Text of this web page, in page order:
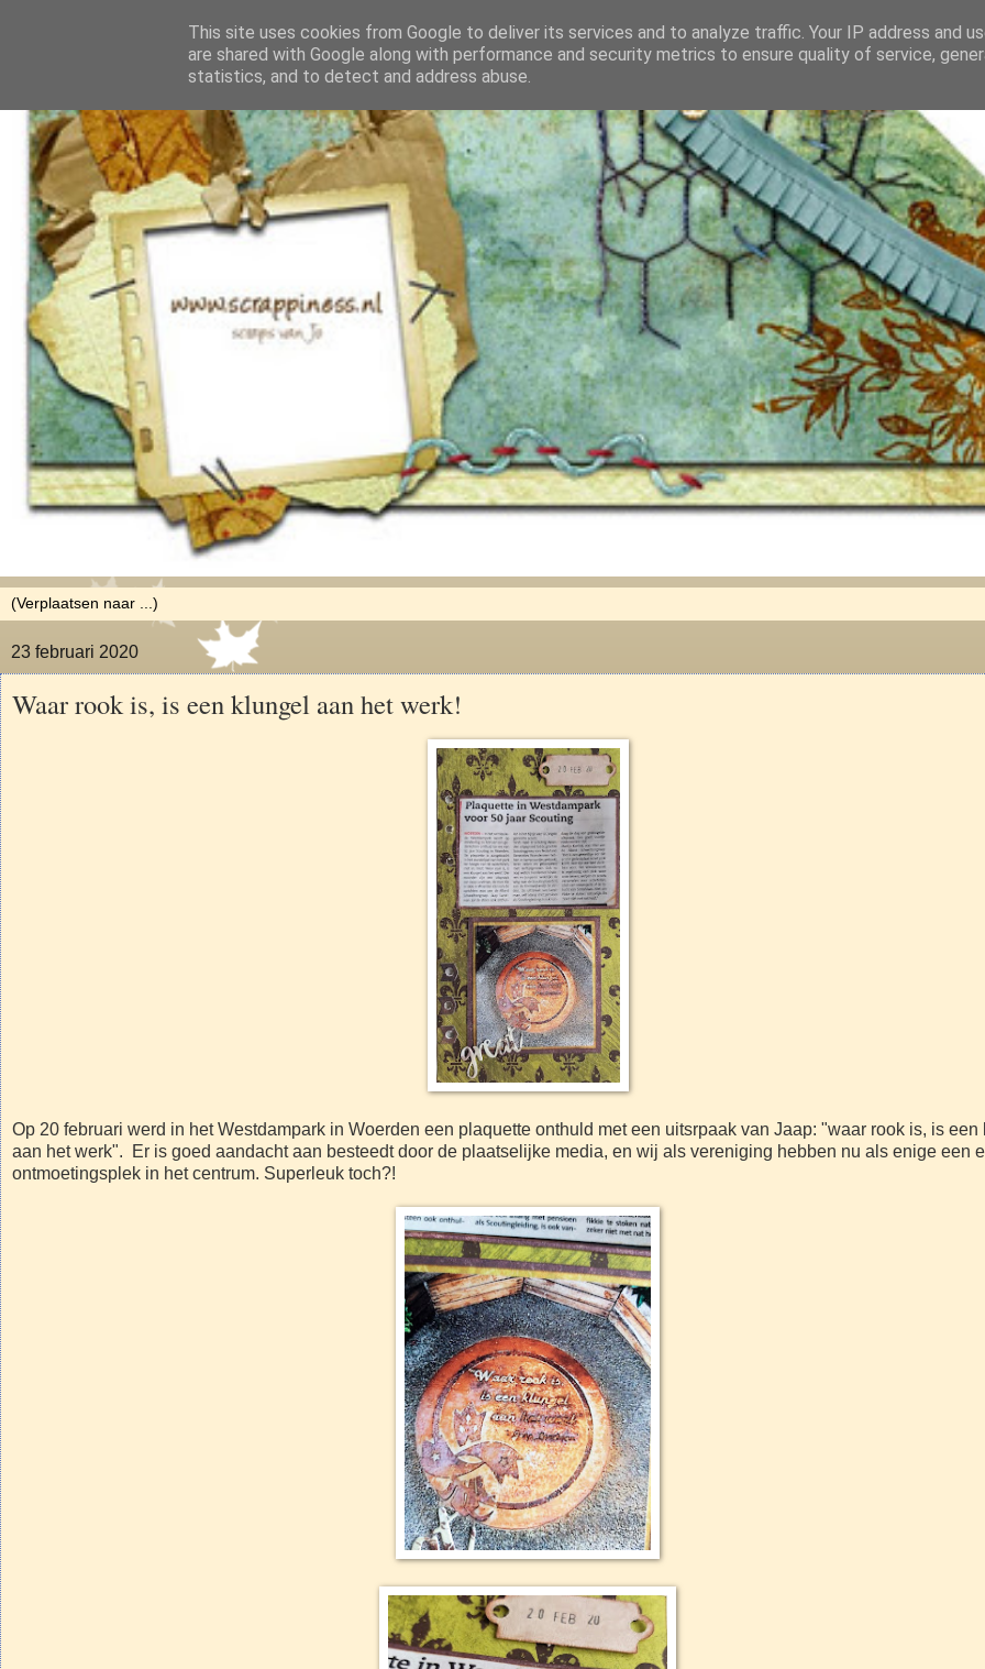
23 februari 2020
Waar rook is, is een klungel aan het werk!
Op 20 februari werd in het Westdampark in Woerden een plaquette onthuld met een uitsrpaak van Jaap: "waar rook is, is een
aan het werk". Er is goed aandacht aan besteedt door de plaatselijke media, en wij als vereniging hebben nu als enige een
ontmoetingsplek in het centrum. Superleuk toch?!
This site uses cookies from Google to deliver its services and to analyze traffic. Your IP address and
are shared with Google along with performance and security metrics to ensure quality of service,
statistics, and to detect and address abuse.